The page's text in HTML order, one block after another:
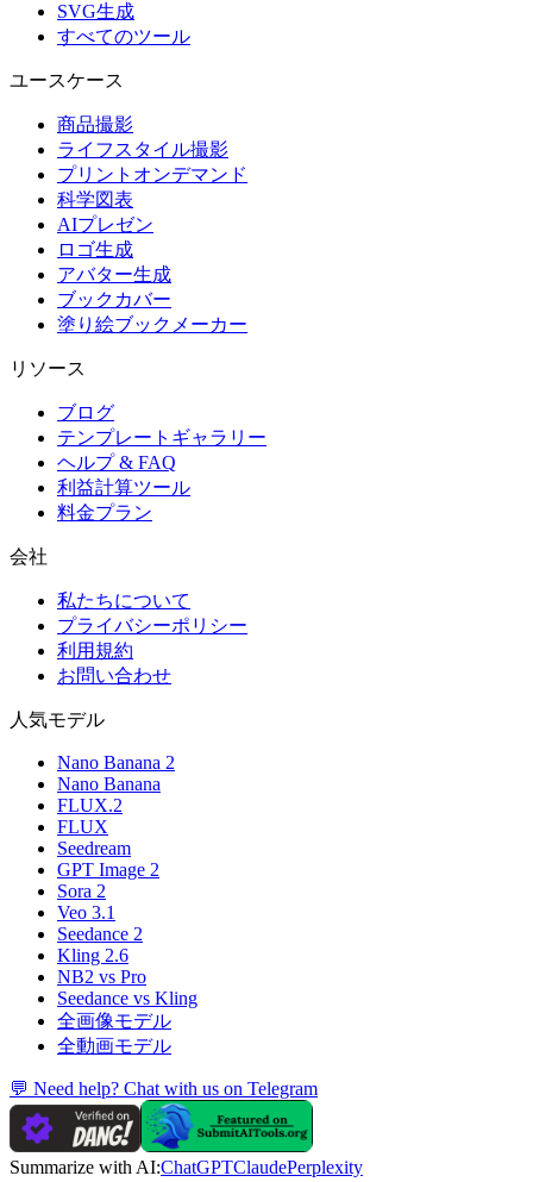
SVG生成
すべてのツール
ユースケース
商品撮影
ライフスタイル撮影
プリントオンデマンド
科学図表
AIプレゼン
ロゴ生成
アバター生成
ブックカバー
塗り絵ブックメーカー
リソース
ブログ
テンプレートギャラリー
ヘルプ & FAQ
利益計算ツール
料金プラン
会社
私たちについて
プライバシーポリシー
利用規約
お問い合わせ
人気モデル
Nano Banana 2
Nano Banana
FLUX.2
FLUX
Seedream
GPT Image 2
Sora 2
Veo 3.1
Seedance 2
Kling 2.6
NB2 vs Pro
Seedance vs Kling
全画像モデル
全動画モデル
💬 Need help? Chat with us on Telegram
Summarize with AI:ChatGPTClaudePerplexity